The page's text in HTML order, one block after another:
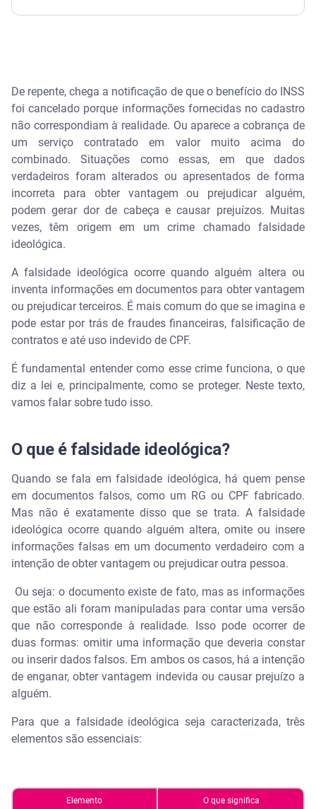
Quais são as penas para falsidade ideológica?
O que fazer e como provar que fui vítima de
falsidade ideológica?
Qual a diferença entre falsidade ideológica,
falsidade material, falsa identidade e estelionato?
Como se proteger da falsidade ideológica?
Leia tudo com atenção antes de assinar
Evite declarar ou assinar em nome de outra pessoa
Adote controles em empresas e organizações
Proteja seus dados no meio digital
Perguntas frequentes sobre falsidade ideológica
O que é considerado falsidade ideológica?
É crime fingir ser outra pessoa?
O que diz o artigo 307 do Código Penal?
Como posso provar a falsidade ideológica?
De repente, chega a notificação de que o benefício do INSS
foi cancelado porque informações fornecidas no cadastro
não correspondiam à realidade. Ou aparece a cobrança de
um serviço contratado em valor muito acima do
combinado. Situações como essas, em que dados
verdadeiros foram alterados ou apresentados de forma
incorreta para obter vantagem ou prejudicar alguém,
podem gerar dor de cabeça e causar prejuízos. Muitas
vezes, têm origem em um crime chamado falsidade
ideológica.
A falsidade ideológica ocorre quando alguém altera ou
inventa informações em documentos para obter vantagem
ou prejudicar terceiros. É mais comum do que se imagina e
pode estar por trás de fraudes financeiras, falsificação de
contratos e até uso indevido de CPF.
É fundamental entender como esse crime funciona, o que
diz a lei e, principalmente, como se proteger. Neste texto,
vamos falar sobre tudo isso.
O que é falsidade ideológica?
Quando se fala em falsidade ideológica, há quem pense
em documentos falsos, como um RG ou CPF fabricado.
Mas não é exatamente disso que se trata. A falsidade
ideológica ocorre quando alguém altera, omite ou insere
informações falsas em um documento verdadeiro com a
intenção de obter vantagem ou prejudicar outra pessoa.
Ou seja: o documento existe de fato, mas as informações
que estão ali foram manipuladas para contar uma versão
que não corresponde à realidade. Isso pode ocorrer de
duas formas: omitir uma informação que deveria constar
ou inserir dados falsos. Em ambos os casos, há a intenção
de enganar, obter vantagem indevida ou causar prejuízo a
alguém.
Para que a falsidade ideológica seja caracterizada, três
elementos são essenciais:
Elemento O que significa